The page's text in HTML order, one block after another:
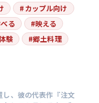
#カップル向け
る #映える
験 #郷土料理
し、彼の代表作『注文